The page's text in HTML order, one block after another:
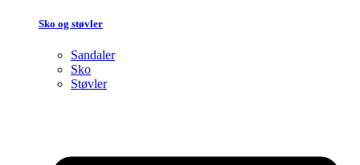
Sko og støvler
Sandaler
Sko
Støvler